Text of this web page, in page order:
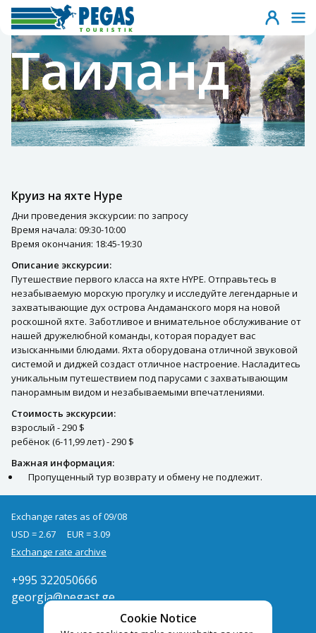
Таиланд
Круиз на яхте Hype
Дни проведения экскурсии: по запросу
Время начала: 09:30-10:00
Время окончания: 18:45-19:30
Описание экскурсии:
Путешествие первого класса на яхте HYPE. Отправьтесь в
незабываемую морскую прогулку и исследуйте легендарные и
захватывающие дух острова Андаманского моря на новой
роскошной яхте. Заботливое и внимательное обслуживание от
нашей дружелюбной команды, которая порадует вас
изысканными блюдами. Яхта оборудована отличной звуковой
системой и диджей создаст отличное настроение. Насладитесь
уникальным путешествием под парусами с захватывающим
панорамным видом и незабываемыми впечатлениями.
Стоимость экскурсии:
взрослый - 290 $
ребёнок (6-11,99 лет) - 290 $
Важная информация:
Пропущенный тур возврату и обмену не подлежит.
Cookie Notice
Exchange rates as of 09/08
USD = 2.67
EUR = 3.09
Exchange rate archive
+995 322050666
georgia@pegast.ge